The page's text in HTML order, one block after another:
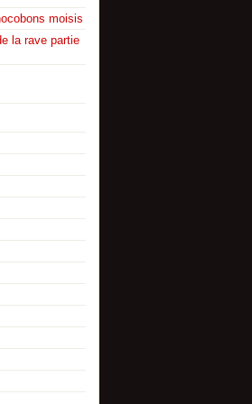
moisis
la rave partie